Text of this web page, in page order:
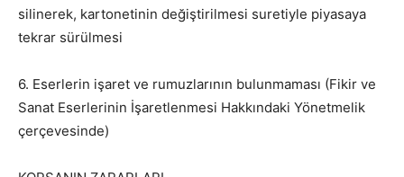
silinerek, kartonetinin değiştirilmesi suretiyle piyasaya
tekrar sürülmesi
6. Eserlerin işaret ve rumuzlarının bulunmaması (Fikir ve
Sanat Eserlerinin İşaretlenmesi Hakkındaki Yönetmelik
çerçevesinde)